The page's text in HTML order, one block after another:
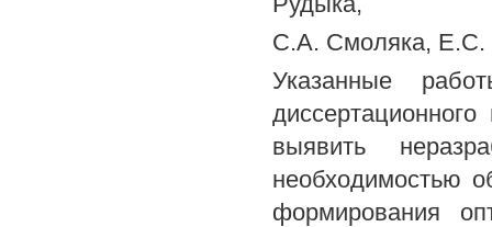
C.А. Смоляка, Е.С.
Указанные
выявить
необходимостью
формирования